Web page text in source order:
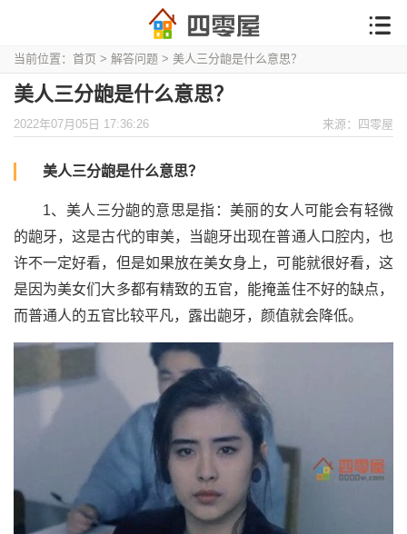
当前位置： 首页 > 解答问题 > 美人三分龅是什么意思？
美人三分龅是什么意思？
2022年07月05日 17:36:26 来源：四零屋
美人三分龅是什么意思？
1、美人三分龅的意思是指：美丽的女人可能会有轻微
的龅牙，这是古代的审美，当龅牙出现在普通人口腔内，也
许不一定好看，但是如果放在美女身上，可能就很好看，这
是因为美女们大多都有精致的五官，能掩盖住不好的缺点，
而普通人的五官比较平凡，露出龅牙，颜值就会降低。